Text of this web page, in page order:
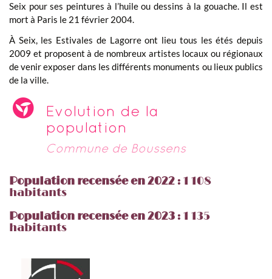
Seix pour ses peintures à l’huile ou dessins à la gouache. Il est
mort à Paris le 21 février 2004.
À Seix, les Estivales de Lagorre ont lieu tous les étés depuis
2009 et proposent à de nombreux artistes locaux ou régionaux
de venir exposer dans les différents monuments ou lieux publics
de la ville.
Evolution de la
population
Commune de Boussens
Population recensée en 2022 : 1 108
habitants
Population recensée en 2023 : 1 135
habitants